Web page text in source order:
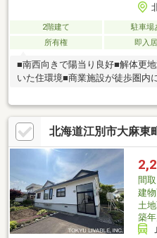
2階建て 駐車場
所有権
即入
■南西向きで陽当り良好■解体更
いた住環境■商業施設が徒歩圏内
北海道江別市大麻東
間取
建
土
築年